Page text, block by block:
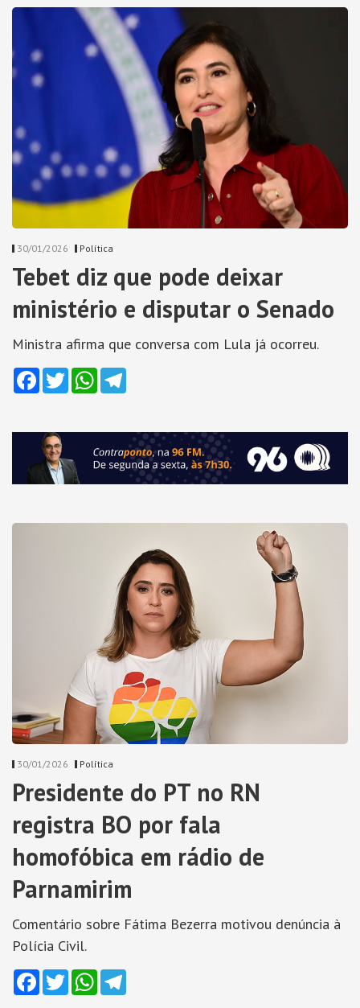
30/01/2026 Política
Tebet diz que pode deixar
ministério e disputar o Senado
Ministra afirma que conversa com Lula já ocorreu.
Facebook
TwitterWhatsApp
30/01/2026 Política
Presidente do PT no RN
registra BO por fala
homofóbica em rádio de
Parnamirim
Comentário sobre Fátima Bezerra motivou denúncia à
Polícia Civil.
Facebook
TwitterWhatsApp